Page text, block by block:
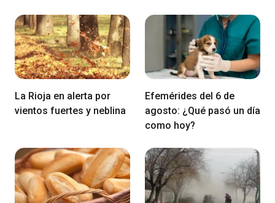
La Rioja en alerta por
vientos fuertes y neblina
Efemérides del 6 de
agosto: ¿Qué pasó un día
como hoy?